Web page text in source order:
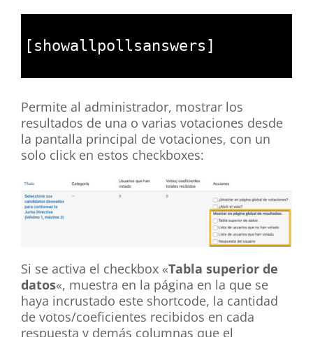
[ showallpollsanswers ]
Permite al administrador, mostrar los
resultados de una o varias votaciones desde
la pantalla principal de votaciones, con un
solo click en estos checkboxes:
Si se activa el checkbox «Tabla superior de
datos«, muestra en la página en la que se
haya incrustado este shortcode, la cantidad
de votos/coeficientes recibidos en cada
respuesta y demás columnas que el